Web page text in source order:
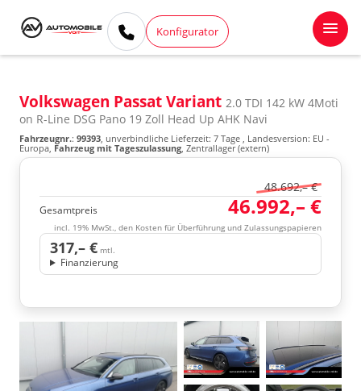
Konfigurator
Volkswagen Passat Variant 2.0 TDI 142 kW 4Moti
on R-Line DSG Pano 19 Zoll Head Up AHK Navi
Fahrzeugnr.: 99393, unverbindliche Lieferzeit: 7 Tage , Landesversion: EU -
Europa, Fahrzeug mit Tageszulassung, Zentrallager (extern)
48.692,– €
Gesamtpreis 46.992,– €
incl. 19% MwSt., den Kosten für Überführung und Zulassungspapieren
317,– € mtl.
Finanzierung